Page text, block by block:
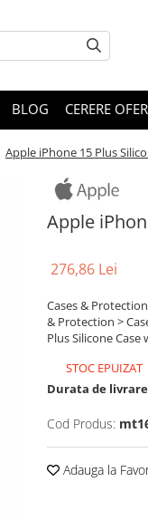
BLOG CERERE
Apple iPhone 15 Plus
Apple
276,86 Lei
Cases &
& Protection >
Plus Silicone Case
STOC EPUIZAT
Durata de
Cod Produs:
Adauga la